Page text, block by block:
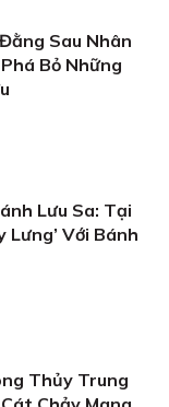
Sau Nhân
Bỏ Những
Lưu Sa: Tại
Lưng’ Với Bánh
Thủy Trung